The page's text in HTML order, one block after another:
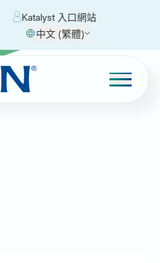
Katalyst 入口網站
中文 (繁體)